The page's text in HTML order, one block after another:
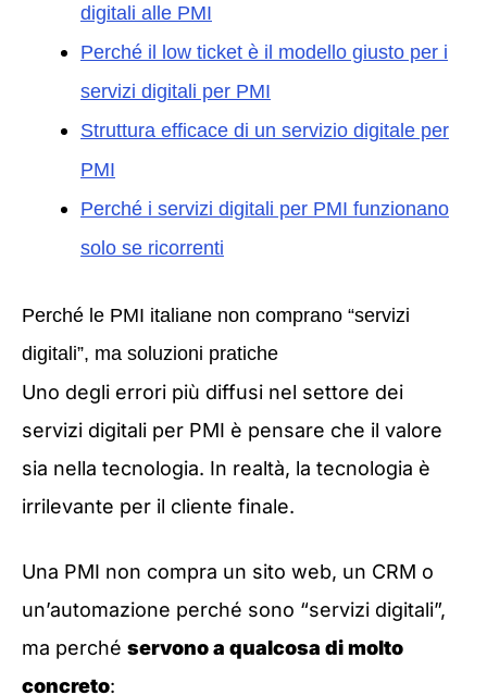
digitali alle PMI
Perché il low ticket è il modello giusto per i
servizi digitali per PMI
Struttura efficace di un servizio digitale per
PMI
Perché i servizi digitali per PMI funzionano
solo se ricorrenti
Perché le PMI italiane non comprano “servizi
digitali”, ma soluzioni pratiche
Uno degli errori più diffusi nel settore dei
servizi digitali per PMI è pensare che il valore
sia nella tecnologia. In realtà, la tecnologia è
irrilevante per il cliente finale.
Una PMI non compra un sito web, un CRM o
un’automazione perché sono “servizi digitali”,
ma perché servono a qualcosa di molto
concreto: